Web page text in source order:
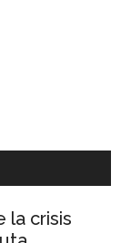
la crisis